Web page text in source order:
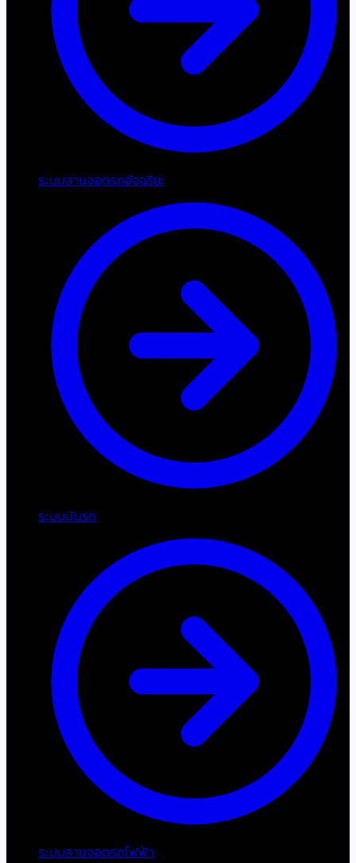
ระบบลานจอดรถอัจฉริยะ
ระบบนับรถ
ระบบลานจอดรถไฟฟ้า